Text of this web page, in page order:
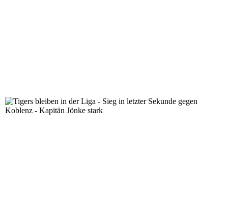
Tigers bleiben in der Liga - Sieg in letzter Sekunde